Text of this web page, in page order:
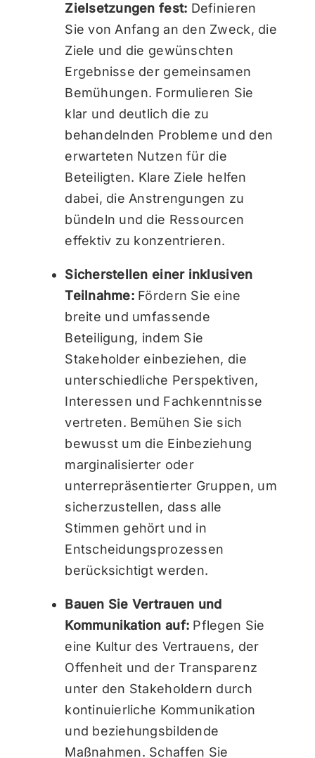
Zielsetzungen fest: Definieren
Sie von Anfang an den Zweck, die
Ziele und die gewünschten
Ergebnisse der gemeinsamen
Bemühungen. Formulieren Sie
klar und deutlich die zu
behandelnden Probleme und den
erwarteten Nutzen für die
Beteiligten. Klare Ziele helfen
dabei, die Anstrengungen zu
bündeln und die Ressourcen
effektiv zu konzentrieren.
Sicherstellen einer inklusiven
Teilnahme: Fördern Sie eine
breite und umfassende
Beteiligung, indem Sie
Stakeholder einbeziehen, die
unterschiedliche Perspektiven,
Interessen und Fachkenntnisse
vertreten. Bemühen Sie sich
bewusst um die Einbeziehung
marginalisierter oder
unterrepräsentierter Gruppen, um
sicherzustellen, dass alle
Stimmen gehört und in
Entscheidungsprozessen
berücksichtigt werden.
Bauen Sie Vertrauen und
Kommunikation auf: Pflegen Sie
eine Kultur des Vertrauens, der
Offenheit und der Transparenz
unter den Stakeholdern durch
kontinuierliche Kommunikation
und beziehungsbildende
Maßnahmen. Schaffen Sie